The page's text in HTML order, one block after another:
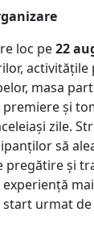
loc pe22
activitățile
masa
și
zile.
să
pregătire și
urmat de